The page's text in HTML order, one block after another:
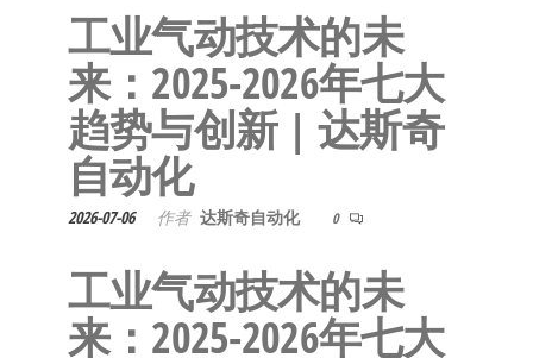
NORGREN、
品牌气动
元件，超
过88万种
工业自动
件，正品
保障，全
工业气动技术的未
来：2025-2026年七大
趋势与创新 | 达斯奇
自动化
2026-07-06 作者 达斯奇自动化 0
工业气动技术的未
来：2025-2026年七大